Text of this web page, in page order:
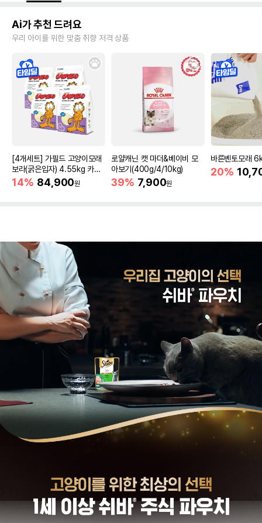
Ai가 추천 드려요
우리 아이를 위한 맞춤 취향 저격 상품
[4개세트] 가필드 고양이모래
보라(굵은입자) 4.55kg 카사
바모래
14% 84,900원
로얄캐닌 캣 마더&베이비 모
아보기(400g/4/10kg)
39% 7,900원
바른벤토모래
20%